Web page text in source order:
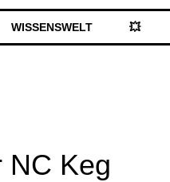
WISSENSWELT 💥
NC Keg